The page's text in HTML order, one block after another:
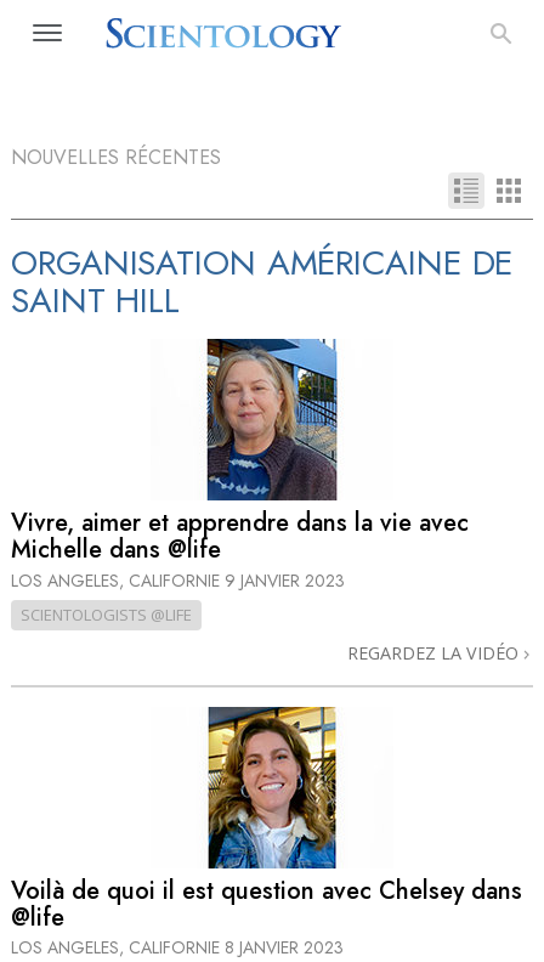
NOUVELLES RÉCENTES
ORGANISATION AMÉRICAINE DE
SAINT HILL
Vivre, aimer et apprendre dans la vie avec
Michelle dans @life
LOS ANGELES, CALIFORNIE 9 JANVIER 2023
SCIENTOLOGISTS @LIFE
REGARDEZ LA VIDÉO
Voilà de quoi il est question avec Chelsey dans
@life
LOS ANGELES, CALIFORNIE 8 JANVIER 2023